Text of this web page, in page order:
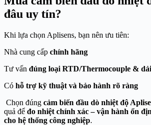
đâu uy tín?
Khi lựa chọn Aplisens, bạn nên ưu tiên:
Nhà cung cấp chính hãng
Tư vấn đúng loại RTD/Thermocouple &
Có hỗ trợ kỹ thuật và bảo hành rõ ràng
Chọn đúng cảm biến đầu dò nhiệt độ
quả để đo nhiệt chính xác – vận hành ổn
cho hệ thống công nghiệp.